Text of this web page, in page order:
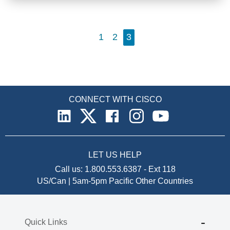
1 2 3
CONNECT WITH CISCO
LET US HELP
Call us: 1.800.553.6387 - Ext 118
US/Can | 5am-5pm Pacific Other Countries